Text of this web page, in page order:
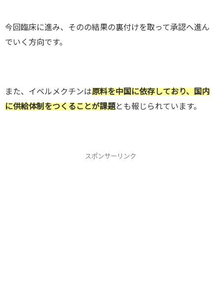
今回臨床に進み、そのの結果の裏付けを取って承認へ進ん
でいく方向です。
また、イベルメクチンは原料を中国に依存しており、国内
に供給体制をつくることが課題とも報じられています。
スポンサーリンク